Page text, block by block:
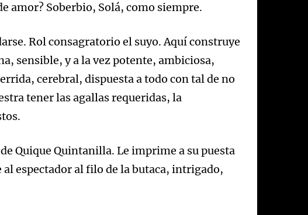
amor? Soberbio, Solá, como siempre.
Rol consagratorio el suyo. Aquí construye
sensible, y a la vez potente, ambiciosa,
cerebral, dispuesta a todo con tal de no
tener las agallas requeridas, la
Quique Quintanilla. Le imprime a su puesta
espectador al filo de la butaca, intrigado,